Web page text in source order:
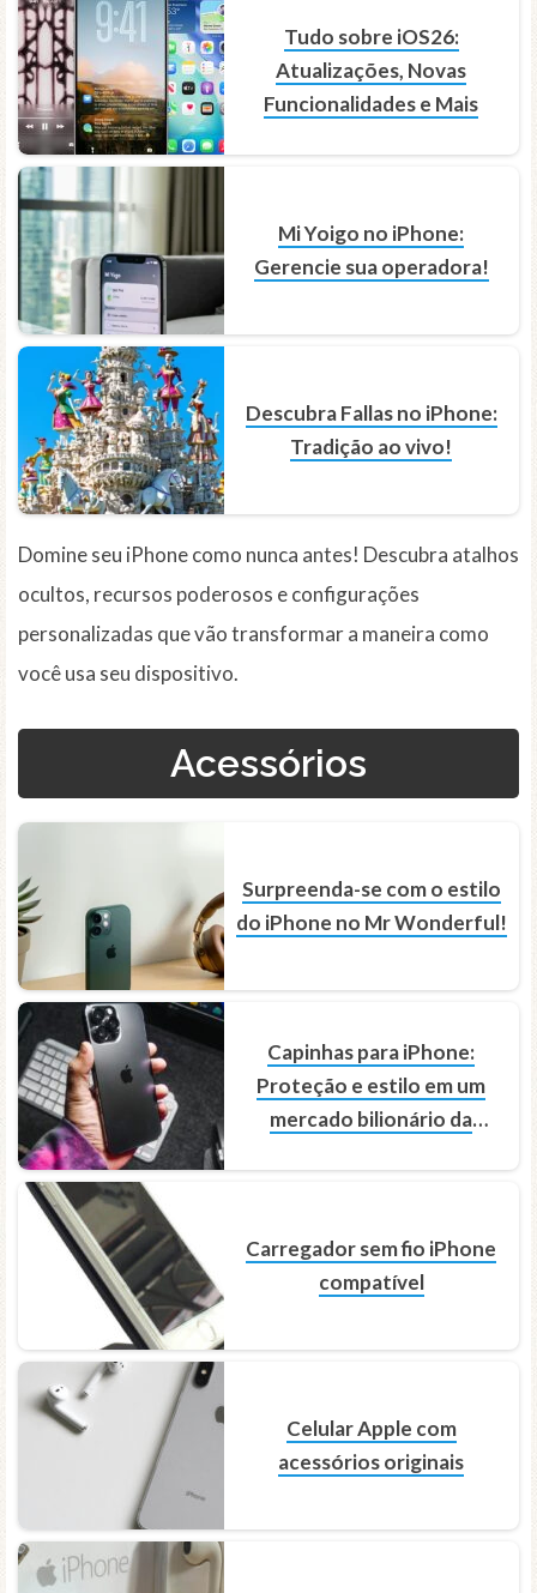
Tudo sobre iOS26:
Atualizações, Novas
Funcionalidades e Mais
Mi Yoigo no iPhone:
Gerencie sua operadora!
Descubra Fallas no iPhone:
Tradição ao vivo!
Domine seu iPhone como nunca antes! Descubra atalhos
ocultos, recursos poderosos e configurações
personalizadas que vão transformar a maneira como
você usa seu dispositivo.
Acessórios
Surpreenda-se com o estilo
do iPhone no Mr Wonderful!
Capinhas para iPhone:
Proteção e estilo em um
mercado bilionário da
Carregador sem fio iPhone
compatível
Celular Apple com
acessórios originais